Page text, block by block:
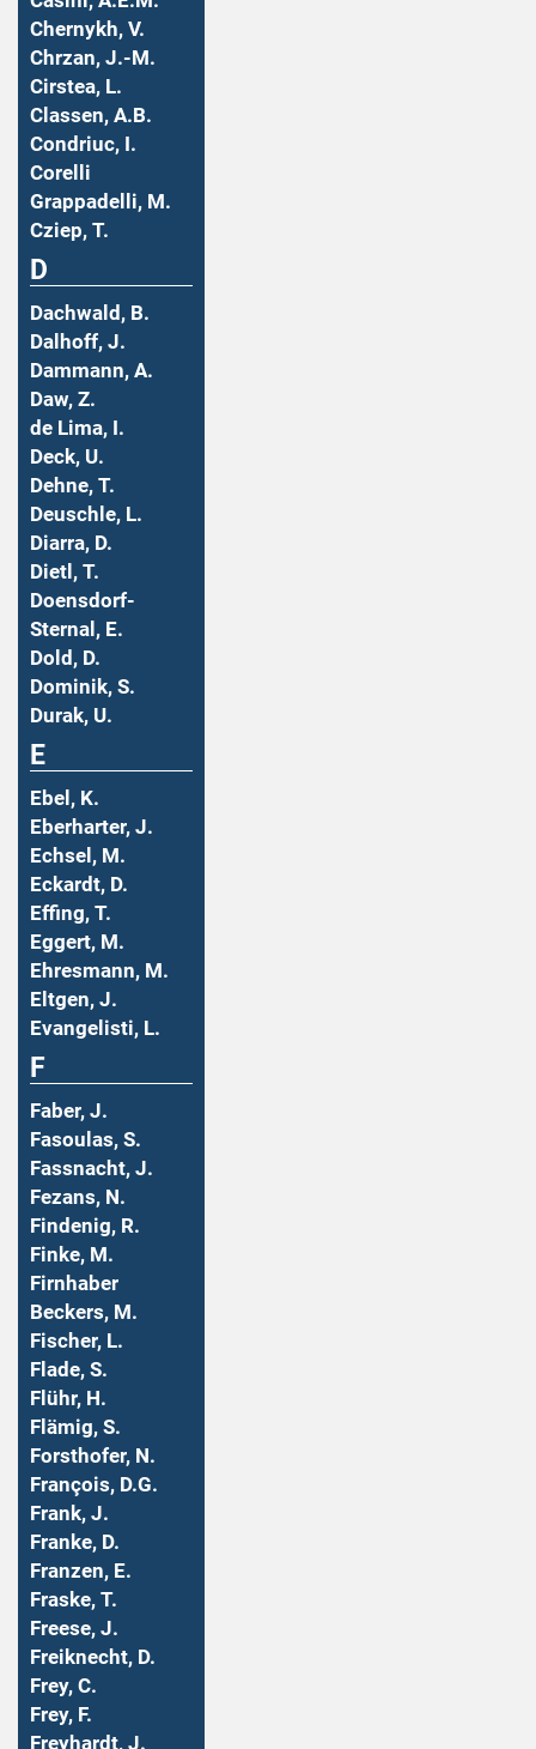
Chernykh, V.
Chrzan, J.-M.
Cirstea, L.
Classen, A.B.
Condriuc, I.
Corelli
Grappadelli, M.
Cziep, T.
D
Dachwald, B.
Dalhoff, J.
Dammann, A.
Daw, Z.
de Lima, I.
Deck, U.
Dehne, T.
Deuschle, L.
Diarra, D.
Dietl, T.
Doensdorf-
Sternal, E.
Dold, D.
Dominik, S.
Durak, U.
E
Ebel, K.
Eberharter, J.
Echsel, M.
Eckardt, D.
Effing, T.
Eggert, M.
Ehresmann, M.
Eltgen, J.
Evangelisti, L.
F
Faber, J.
Fasoulas, S.
Fassnacht, J.
Fezans, N.
Findenig, R.
Finke, M.
Firnhaber
Beckers, M.
Fischer, L.
Flade, S.
Flühr, H.
Flämig, S.
Forsthofer, N.
François, D.G.
Frank, J.
Franke, D.
Franzen, E.
Fraske, T.
Freese, J.
Freiknecht, D.
Frey, C.
Frey, F.
Freyhardt, J.